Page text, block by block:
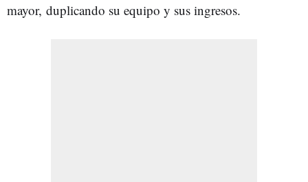
mayor, duplicando su equipo y sus ingresos.